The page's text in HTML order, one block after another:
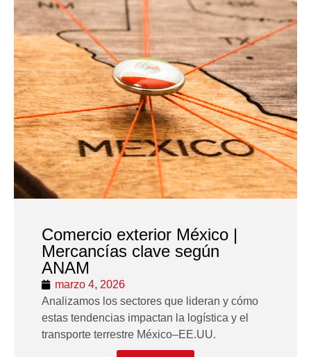
Comercio exterior México |
Mercancías clave según
ANAM
marzo 4, 2026
Analizamos los sectores que lideran y cómo
estas tendencias impactan la logística y el
transporte terrestre México–EE.UU.